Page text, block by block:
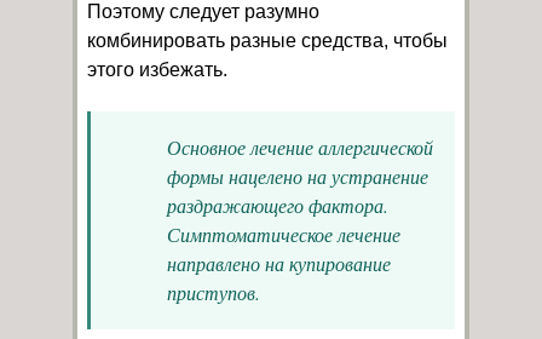
Поэтому следует разумно
комбинировать разные средства, чтобы
этого избежать.
Основное лечение аллергической
формы нацелено на устранение
раздражающего фактора.
Симптоматическое лечение
направлено на купирование
приступов.